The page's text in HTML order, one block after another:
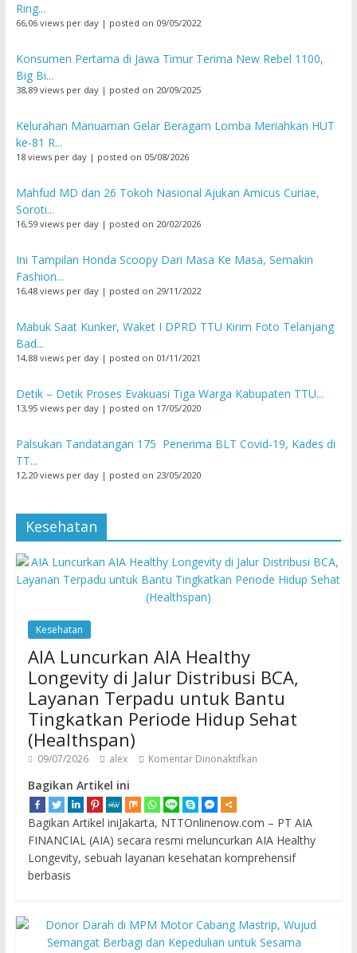
Ring...
66,06 views per day| posted on 09/05/2022
Konsumen Pertama di Jawa Timur Terima New Rebel 1100,
Big Bi...
38,89 views per day| posted on 20/09/2025
Kelurahan Manuaman Gelar Beragam Lomba Meriahkan HUT
ke-81 R...
18 views per day| posted on 05/08/2026
Mahfud MD dan 26 Tokoh Nasional Ajukan Amicus Curiae,
Soroti...
16,59 views per day| posted on 20/02/2026
Ini Tampilan Honda Scoopy Dari Masa Ke Masa, Semakin
Fashion...
16,48 views per day| posted on 29/11/2022
Mabuk Saat Kunker, Waket I DPRD TTU Kirim Foto Telanjang
Bad...
14,88 views per day| posted on 01/11/2021
Detik – Detik Proses Evakuasi Tiga Warga Kabupaten TTU...
13,95 views per day| posted on 17/05/2020
Palsukan Tandatangan 175 Penerima BLT Covid-19, Kades di
TT...
12,20 views per day| posted on 23/05/2020
Kesehatan
Kesehatan
AIA Luncurkan AIA Healthy
Longevity di Jalur Distribusi BCA,
Layanan Terpadu untuk Bantu
Tingkatkan Periode Hidup Sehat
(Healthspan)
09/07/2026 alex Komentar Dinonaktifkan
Bagikan Artikel ini
Bagikan Artikel iniJakarta, NTTOnlinenow.com – PT AIA
FINANCIAL (AIA) secara resmi meluncurkan AIA Healthy
Longevity, sebuah layanan kesehatan komprehensif
berbasis